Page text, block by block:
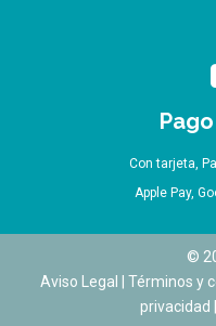
Con tarjeta,
Apple Pay,
©
Aviso Legal | Términos y
privacidad |